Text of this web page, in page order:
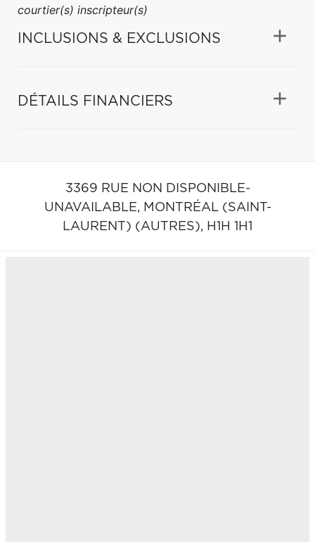
courtier(s) inscripteur(s)
INCLUSIONS & EXCLUSIONS
DÉTAILS FINANCIERS
3369 RUE NON DISPONIBLE-
UNAVAILABLE, MONTRÉAL (SAINT-
LAURENT) (AUTRES), H1H 1H1